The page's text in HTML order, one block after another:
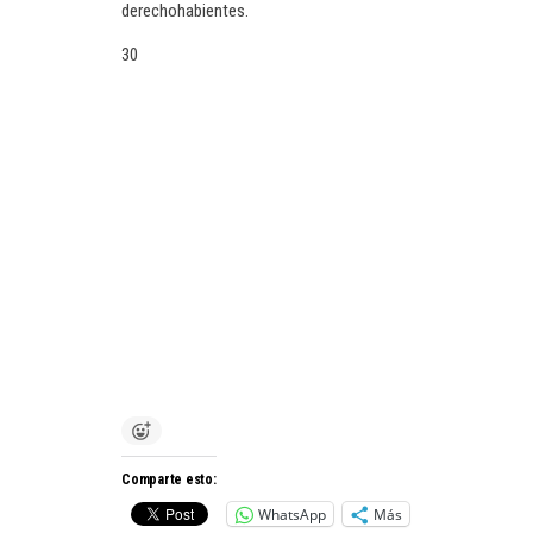
derechohabientes.
30
Comparte esto:
WhatsApp Más